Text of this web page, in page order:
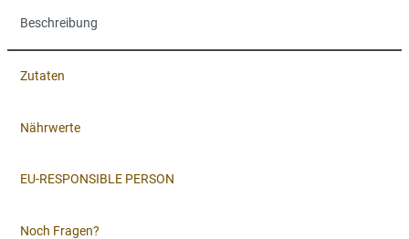
Beschreibung
Zutaten
Nährwerte
EU-RESPONSIBLE PERSON
Noch Fragen?